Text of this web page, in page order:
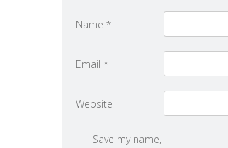
Name *
Email *
Website
Save my name,